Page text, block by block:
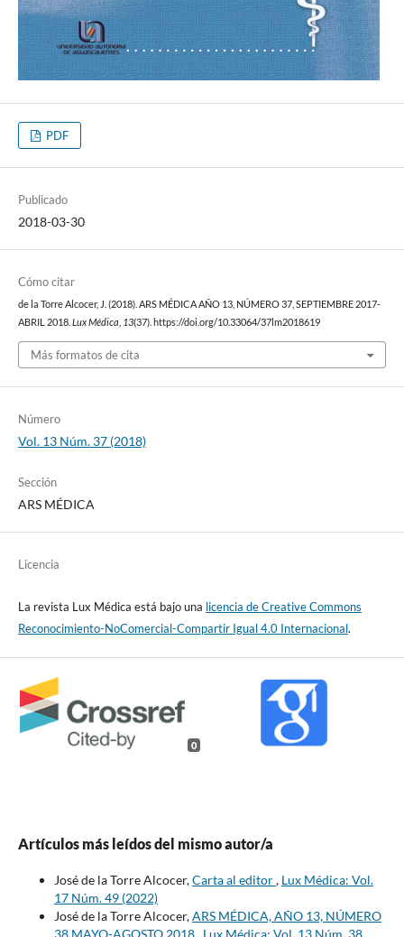
PDF
Publicado
2018-03-30
Cómo citar
de la Torre Alcocer, J. (2018). ARS MÉDICA AÑO 13, NÚMERO 37, SEPTIEMBRE 2017-
ABRIL 2018. Lux Médica 13(37). https://doi.org/10.33064/37lm2018619
Más formatos de cita
Número
Vol. 13 Núm. 37 (2018)
Sección
ARS MÉDICA
Licencia
La revista Lux Médica está bajo una licencia de Creative Commons
Reconocimiento-NoComercial-Compartir Igual 4.0 Internacional.
0
Artículos más leídos del mismo autor/a
José de la Torre Alcocer,Carta al editor, Lux Médica: Vol.
17 Núm. 49 (2022)
José de la Torre Alcocer,ARS MÉDICA, AÑO 13, NÚMERO
38,MAYO-AGOSTO 2018, Lux Médica: Vol. 13 Núm. 38